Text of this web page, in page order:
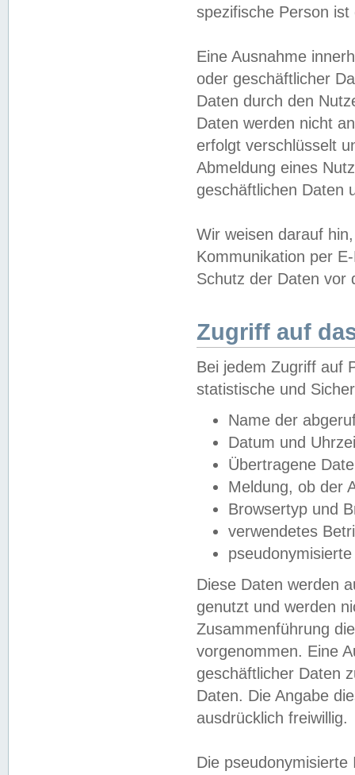
spezifische Person
Eine Ausnahme
oder geschäftlicher
Daten durch den
Daten werden nicht
erfolgt verschlüsselt
Abmeldung eines
geschäftlichen Daten
Wir weisen darauf
Kommunikation per
Schutz der Daten vor
Zugriff auf
Bei jedem Zugriff auf
statistische und
Name der
Datum und
Übertragene
Meldung, ob der
Browsertyp und
verwendetes
Diese Daten werden
genutzt und werden
Zusammenführung
vorgenommen. Eine
geschäftlicher Daten
Daten. Die Angabe
ausdrücklich freiwillig.
Die